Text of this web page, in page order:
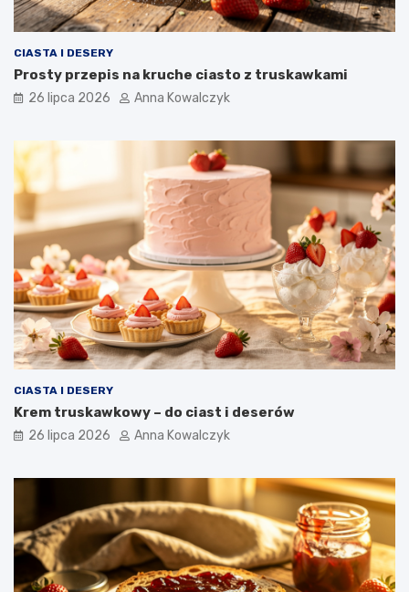
CIASTA I DESERY
Prosty przepis na kruche ciasto z truskawkami
26 lipca 2026 Anna Kowalczyk
CIASTA I DESERY
Krem truskawkowy – do ciast i deserów
26 lipca 2026 Anna Kowalczyk